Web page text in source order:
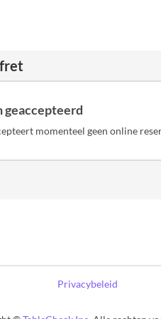
geaccepteerd
momenteel geen online
Privacybeleid